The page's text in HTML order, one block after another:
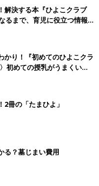
解決する本『ひよこクラブ
まで、育児に役立つ情報が
かり！『初めてのひよこクラ
初めての授乳がうまくい
基本と夏のトラブル 解決テ
冊の「たまひよ」
る？墓じまい費用